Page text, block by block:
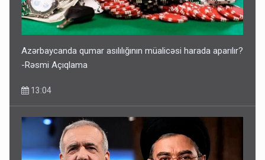
Azərbaycanda qumar asılılığının müalicəsi harada aparılır?
-Rəsmi Açıqlama
13:04